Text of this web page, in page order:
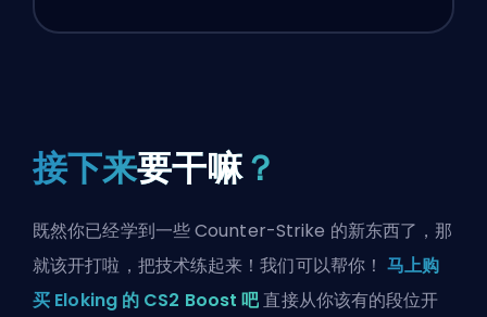
接下来要干嘛？
既然你已经学到一些 Counter-Strike 的新东西了，那
就该开打啦，把技术练起来！我们可以帮你！马上购
买 Eloking 的 CS2 Boost 吧 直接从你该有的段位开